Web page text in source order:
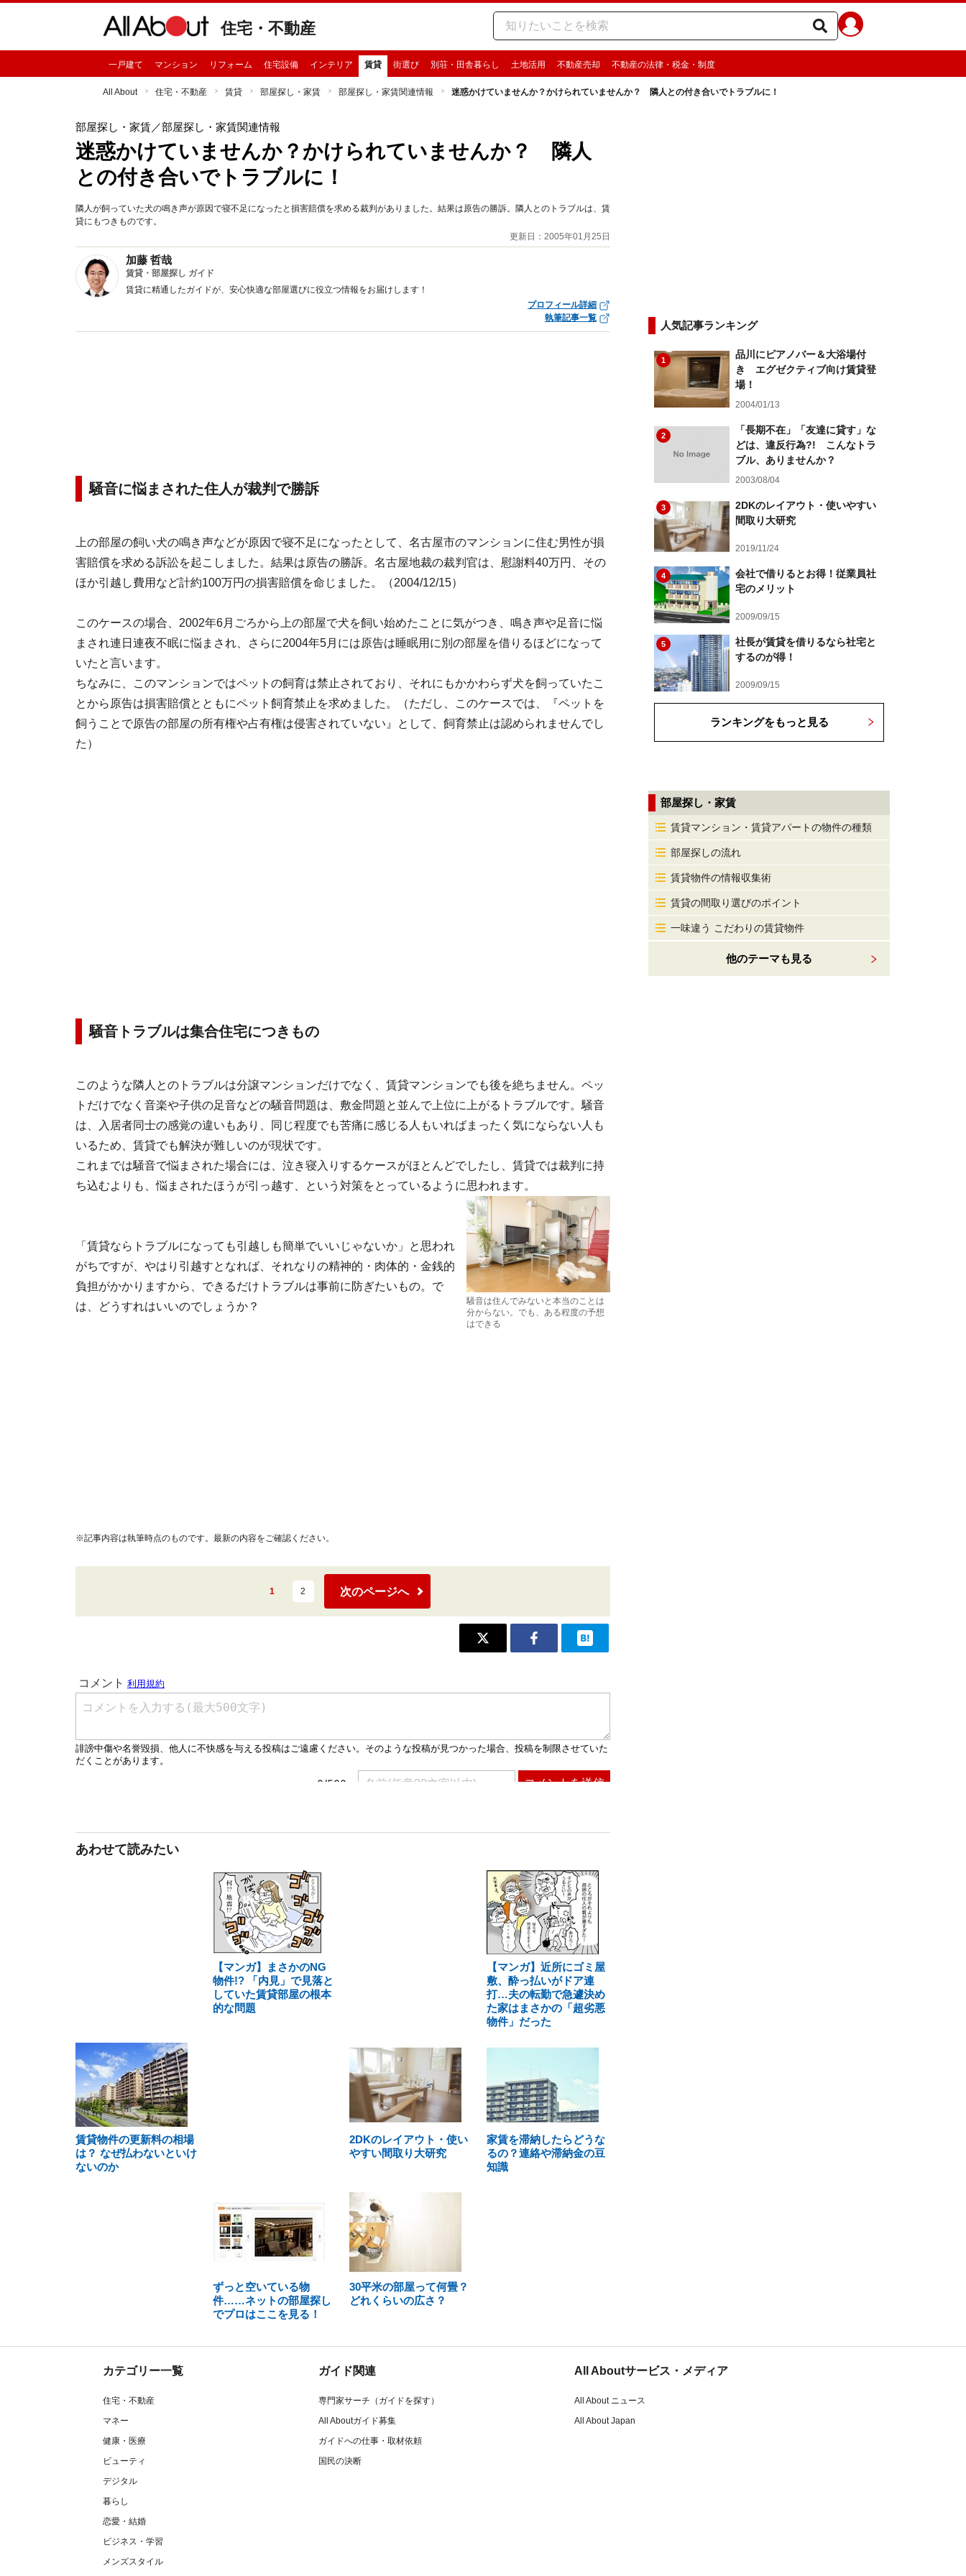
住宅・不動産
一戸建て マンション リフォーム 住宅設備 インテリア 賃貸 街選び 別荘・田舎暮らし 土地活用 不動産売却 不動産の法律・税金・制度
All About 住宅・不動産 賃貸 部屋探し・家賃 部屋探し・家賃関連情報 迷惑かけていませんか？かけられていませんか？ 隣人との付き合いでトラブルに！
部屋探し・家賃／部屋探し・家賃関連情報
迷惑かけていませんか？かけられていませんか？ 隣人
との付き合いでトラブルに！
隣人が飼っていた犬の鳴き声が原因で寝不足になったと損害賠償を求める裁判がありました。結果は原告の勝訴。隣人とのトラブルは、賃
貸にもつきものです。
更新日：2005年01月25日
加藤 哲哉
賃貸・部屋探し ガイド
賃貸に精通したガイドが、安心快適な部屋選びに役立つ情報をお届けします！
プロフィール詳細
執筆記事一覧
騒音に悩まされた住人が裁判で勝訴
上の部屋の飼い犬の鳴き声などが原因で寝不足になったとして、名古屋市のマンションに住む男性が損
害賠償を求める訴訟を起こしました。結果は原告の勝訴。名古屋地裁の裁判官は、慰謝料40万円、その
ほか引越し費用など計約100万円の損害賠償を命じました。（2004/12/15）
このケースの場合、2002年6月ごろから上の部屋で犬を飼い始めたことに気がつき、鳴き声や足音に悩
まされ連日連夜不眠に悩まされ、さらに2004年5月には原告は睡眠用に別の部屋を借りるほどになって
いたと言います。
ちなみに、このマンションではペットの飼育は禁止されており、それにもかかわらず犬を飼っていたこ
とから原告は損害賠償とともにペット飼育禁止を求めました。（ただし、このケースでは、『ペットを
飼うことで原告の部屋の所有権や占有権は侵害されていない』として、飼育禁止は認められませんでし
た）
騒音トラブルは集合住宅につきもの
このような隣人とのトラブルは分譲マンションだけでなく、賃貸マンションでも後を絶ちません。ペッ
トだけでなく 音楽や子供の足音などの騒音問題は、敷金問題と並んで上位に上がるトラブルです。騒音
は、入居者同士の感覚の違いもあり、同じ程度でも苦痛に感じる人もいればまったく気にならない人も
いるため、賃貸でも解決が難しいのが現状です。
これまでは騒音で悩まされた場合には、泣き寝入りするケースがほとんどでしたし、賃貸では裁判に持
ち込むよりも、悩まされたほうが引っ越す、という対策をとっている ように思われます。
騒音は住んでみないと本当のことは
分からない。でも、ある程度の予想
はできる
「賃貸ならトラブルになっても引越しも簡単でいいじゃないか」と思われ
がちですが、やはり引越すとなれば、それなりの精神的・肉体的・金銭的
負担がかかりますから、できるだけトラブルは事前に防ぎたいもの。で
は、どうすれはいいのでしょうか？
※記事内容は執筆時点のものです。最新の内容をご確認ください。
1 2 次のページへ
あわせて読みたい
【マンガ】まさかのNG
物件!? 「内見」で見落と
していた賃貸部屋の根本
的な問題
【マンガ】近所にゴミ屋
敷、酔っ払いがドア連
打…夫の転勤で急遽決め
た家はまさかの「超劣悪
物件」だった
賃貸物件の更新料の相場
は？ なぜ払わないといけ
ないのか
2DKのレイアウト・使い
やすい間取り大研究
家賃を滞納したらどうな
るの？連絡や滞納金の豆
知識
ずっと空いている物
件……ネットの部屋探し
でプロはここを見る！
30平米の部屋って何畳？
どれくらいの広さ？
人気記事ランキング
1
品川にピアノバー＆大浴場付
き エグゼクティブ向け賃貸登
場！
2004/01/13
2
「長期不在」「友達に貸す」な
どは、違反行為?! こんなトラ
ブル、ありませんか？
2003/08/04
3
2DKのレイアウト・使いやすい
間取り大研究
2019/11/24
4
会社で借りるとお得！従業員社
宅のメリット
2009/09/15
5
社長が賃貸を借りるなら社宅と
するのが得！
2009/09/15
ランキングをもっと見る
部屋探し・家賃
賃貸マンション・賃貸アパートの物件の種類
部屋探しの流れ
賃貸物件の情報収集術
賃貸の間取り選びのポイント
一味違う こだわりの賃貸物件
他のテーマも見る
カテゴリー一覧
住宅・不動産
マネー
健康・医療
ビューティ
デジタル
暮らし
恋愛・結婚
ビジネス・学習
メンズスタイル
ガイド関連
専門家サーチ（ガイドを探す）
All Aboutガイド募集
ガイドへの仕事・取材依頼
国民の決断
All Aboutサービス・メディア
All About ニュース
All About Japan